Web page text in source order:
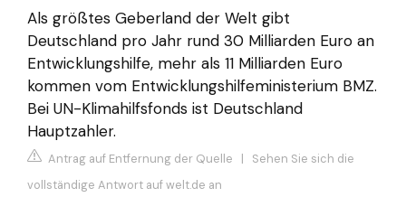
Als größtes Geberland der Welt gibt
Deutschland pro Jahr rund 30 Milliarden Euro an
Entwicklungshilfe, mehr als 11 Milliarden Euro
kommen vom Entwicklungshilfeministerium BMZ.
Bei UN-Klimahilfsfonds ist Deutschland
Hauptzahler.
Antrag auf Entfernung der Quelle | Sehen Sie sich die
vollständige Antwort auf welt.de an